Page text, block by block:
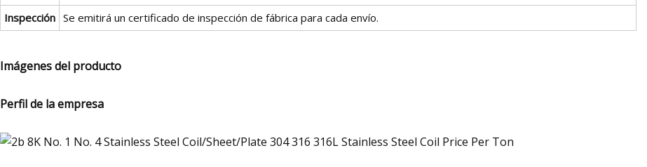
Inspección Se emitirá un certificado de inspección de fábrica para cada envío.
Imágenes del producto
Perfil de la empresa